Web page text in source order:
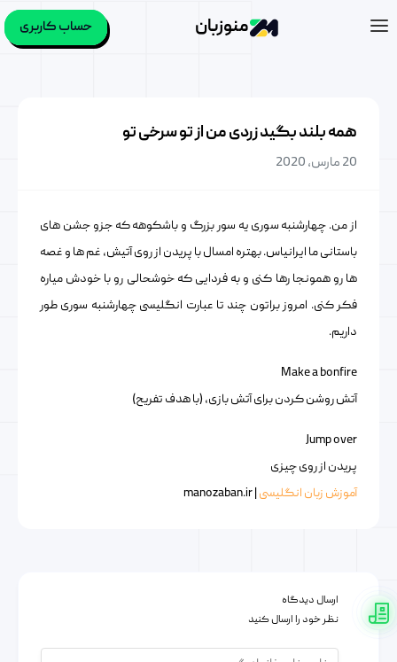
منوزبان حساب کاربری
همه بلند بگید زردی من از تو سرخی تو
20 مارس, 2020
از من. چهارشنبه سوری یه سور بزرگ و باشکوهه که جزو جشن های
باستانی ما ایرانیاس. بهتره امسال با پریدن از روی آتیش، غم ها و غصه
ها رو همونجا رها کنی و به فردایی که خوشحالی رو با خودش میاره
فکر کنی. امروز براتون چند تا عبارت انگلیسی چهارشنبه سوری طور
داریم.
Make a bonfire
آتش روشن کردن برای آتش بازی، (با هدف تفریح)
Jump over
پریدن از روی چیزی
آموزش زبان انگلیسی
ارسال دیدگاه
نظر خود را ارسال کنید